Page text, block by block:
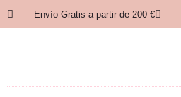
Envío Gratis a partir de 200 €